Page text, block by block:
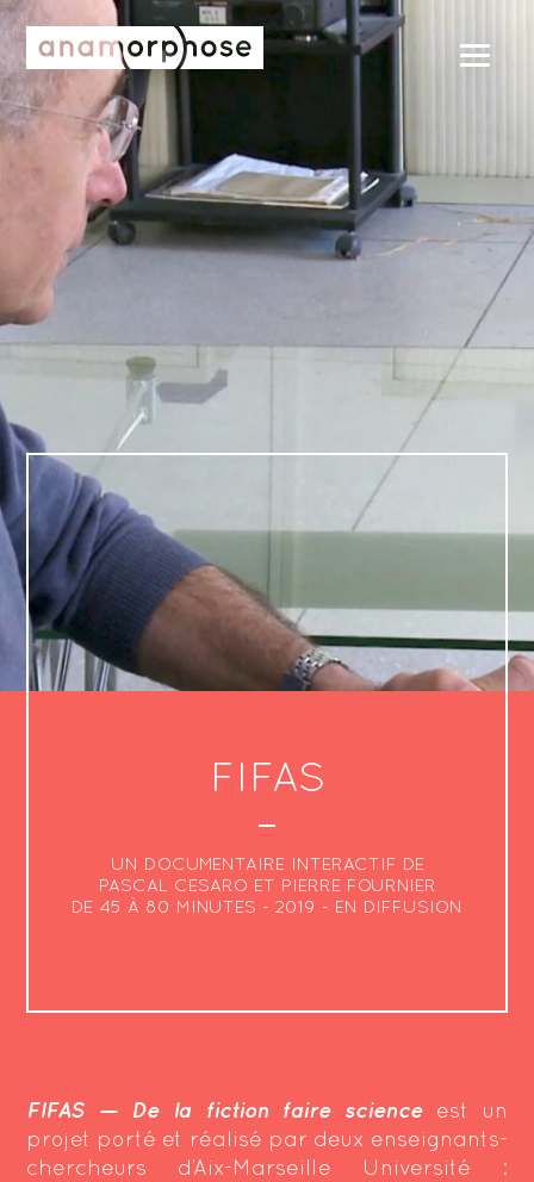
FIFAS
UN DOCUMENTAIRE INTERACTIF DE
PASCAL CESARO ET PIERRE FOURNIER
DE 45 À 80 MINUTES - 2019 - EN DIFFUSION
FIFAS — De la fiction faire science est un
projet porté et réalisé par deux enseignants-
chercheurs d’Aix-Marseille Université :